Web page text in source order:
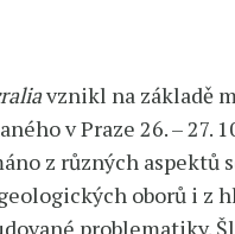
vznikl na základě
v Praze 26. – 27.
z různých
oborů i z